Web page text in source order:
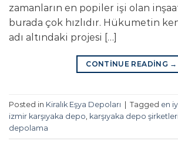
zamanların en popiler işi olan
burada çok hızlıdır. Hükumetin
adı altındaki projesi […]
CONTINUE READING →
Posted in Kiralık Eşya Depoları Tagged en
izmir karşıyaka depo karşıyaka depo
depolama